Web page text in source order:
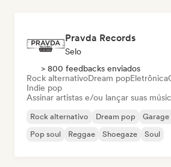
Pravda Records
Selo
> 800 feedbacks enviados
Rock alternativoDream popEletrônica
Indie pop
Assinar artistas e/ou lançar suas
Rock alternativo Dream pop
Pop soul
Reggae Shoegaze Soul